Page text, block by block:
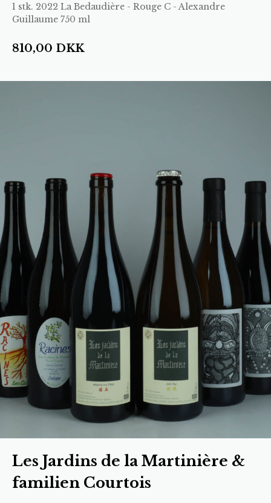
1 stk. 2022 La Bedaudière - Rouge C - Alexandre
Guillaume 750 ml
810,00 DKK
Les Jardins de la Martinière &
familien Courtois